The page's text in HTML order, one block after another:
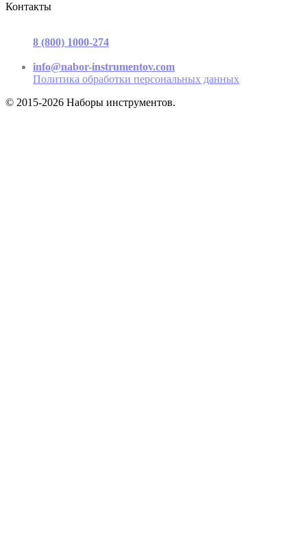
Контакты
8 (800) 1000-274
info@nabor-instrumentov.com
Политика обработки персональных данных
© 2015-2026 Наборы инструментов.